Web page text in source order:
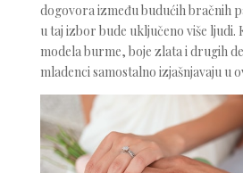
dogovora između budućih bračnih
u taj izbor bude uključeno više ljudi.
modela burme, boje zlata i drugih
mladenci samostalno izjašnjavaju u